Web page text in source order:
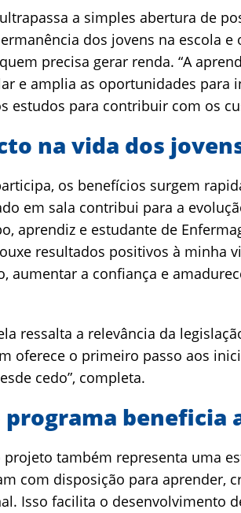
a simples abertura de
dos jovens na escola
precisa gerar renda. “A
e amplia as oportunidades para
estudos para contribuir com os
na vida dos
os benefícios surgem
em sala contribui para a
aprendiz e estudante de
resultados positivos à minha
aumentar a confiança e
ressalta a relevância da
oferece o primeiro passo aos
cedo”, completa.
programa beneficia
projeto também representa uma
com disposição para aprender,
Isso facilita o desenvolvimento